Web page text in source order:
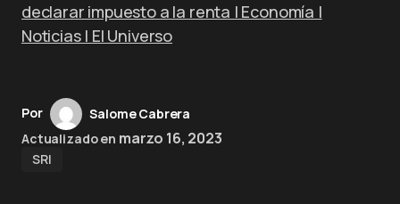
declarar impuesto a la renta | Economía |
Noticias | El Universo
Por
Salome Cabrera
Actualizado en marzo 16, 2023
SRI